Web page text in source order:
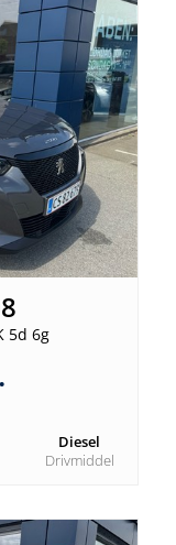
5d 6g
Diesel
Drivmiddel